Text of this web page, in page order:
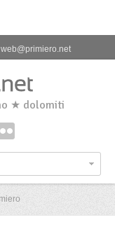
web@primiero.net
★ dolomiti